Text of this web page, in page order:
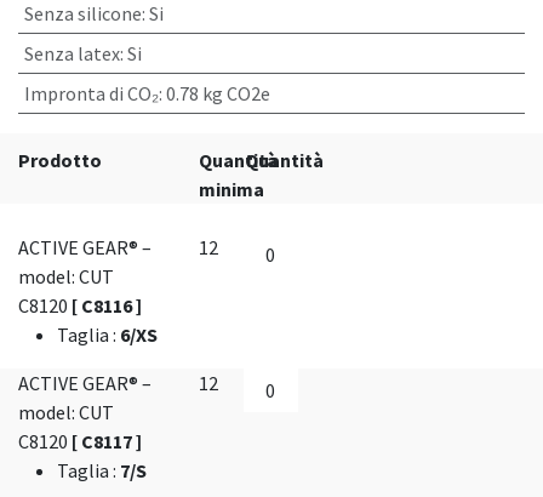
Senza silicone: Si
Senza latex: Si
Impronta di CO₂: 0.78 kg CO2e
Prodotto
Quantità
minima
Quantità
ACTIVE GEAR® –
model: CUT
C8120 [ C8116 ]
Taglia : 6/XS
12
ACTIVE GEAR® –
model: CUT
C8120 [ C8117 ]
Taglia : 7/S
12